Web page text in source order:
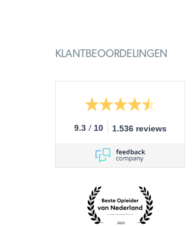
KLANTBEOORDELINGEN
9.3 / 10 1.536 reviews